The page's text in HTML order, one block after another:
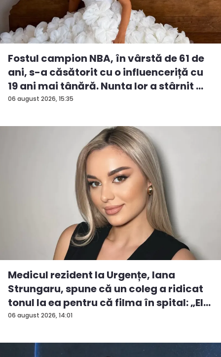
06 august 2026, 15:35
Fostul campion NBA, în vârstă de 61 de
ani, s-a căsătorit cu o influenceriță cu
19 ani mai tânără. Nunta lor a stârnit ...
06 august 2026, 14:01
Medicul rezident la Urgențe, Iana
Strungaru, spune că un coleg a ridicat
tonul la ea pentru că filma în spital: „El
a...